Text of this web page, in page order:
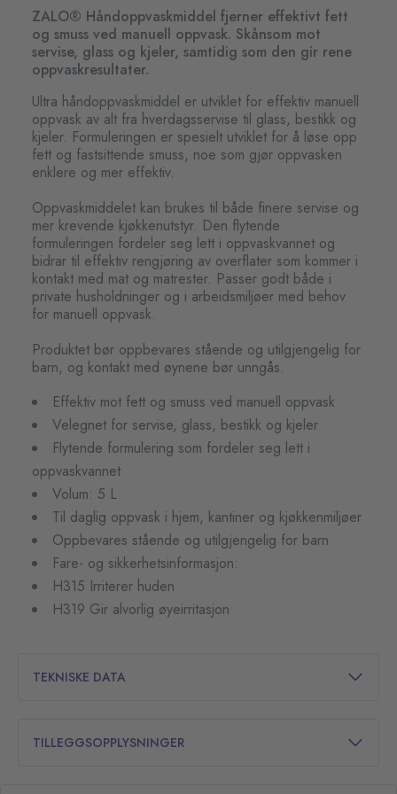
ZALO® Håndoppvaskmiddel fjerner effektivt fett
og smuss ved manuell oppvask. Skånsom mot
servise, glass og kjeler, samtidig som den gir rene
oppvaskresultater.
Ultra håndoppvaskmiddel er utviklet for effektiv manuell
oppvask av alt fra hverdagsservise til glass, bestikk og
kjeler. Formuleringen er spesielt utviklet for å løse opp
fett og fastsittende smuss, noe som gjør oppvasken
enklere og mer effektiv.
Oppvaskmiddelet kan brukes til både finere servise og
mer krevende kjøkkenutstyr. Den flytende
formuleringen fordeler seg lett i oppvaskvannet og
bidrar til effektiv rengjøring av overflater som kommer i
kontakt med mat og matrester. Passer godt både i
private husholdninger og i arbeidsmiljøer med behov
for manuell oppvask.
Produktet bør oppbevares stående og utilgjengelig for
barn, og kontakt med øynene bør unngås.
Effektiv mot fett og smuss ved manuell oppvask
Velegnet for servise, glass, bestikk og kjeler
Flytende formulering som fordeler seg lett i
oppvaskvannet
Volum: 5 L
Til daglig oppvask i hjem, kantiner og kjøkkenmiljøer
Oppbevares stående og utilgjengelig for barn
Fare- og sikkerhetsinformasjon:
H315 Irriterer huden
H319 Gir alvorlig øyeirritasjon
TEKNISKE DATA
TILLEGGSOPPLYSNINGER